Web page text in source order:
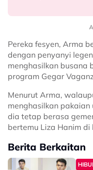
Pereka fesyen, Arma
dengan penyanyi
menghasilkan busana
program Gegar
Menurut Arma,
menghasilkan
dia tetap berasa
bertemu Liza Hanim di
Berita Berkaitan